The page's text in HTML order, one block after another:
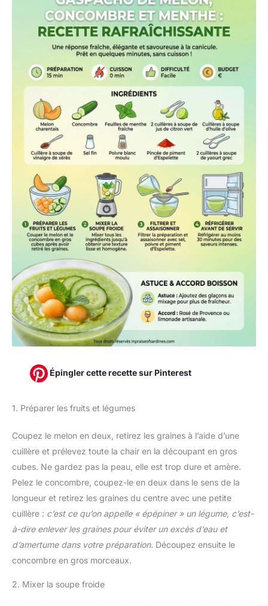
Épingler cette recette sur Pinterest
1. Préparer les fruits et légumes
Coupez le melon en deux, retirez les graines à l’aide d’une
cuillère et prélevez toute la chair en la découpant en gros
cubes. Ne gardez pas la peau, elle est trop dure et amère.
Pelez le concombre, coupez-le en deux dans le sens de la
longueur et retirez les graines du centre avec une petite
cuillère : c’est ce qu’on appelle « épépiner » un légume, c’est-
à-dire enlever les graines pour éviter un excès d’eau et
d’amertume dans votre préparation. Découpez ensuite le
concombre en gros morceaux.
2. Mixer la soupe froide